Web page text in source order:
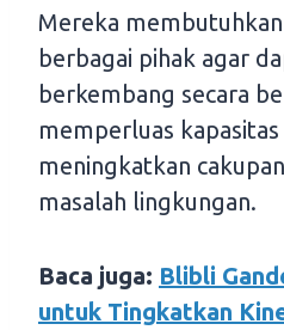
Mereka
berbagai pihak agar
berkembang secara
memperluas kapasitas
meningkatkan
masalah lingkungan.
Baca juga: Blibli
untuk Tingkatkan